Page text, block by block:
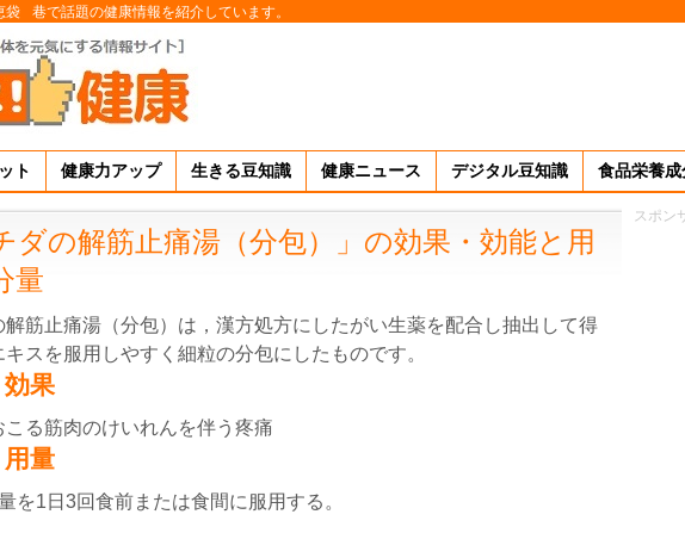
袋 巷で話題の健康情報を紹介しています。
ト 健康力アップ 生きる豆知識 健康ニュース デジタル豆知識 食品栄養成
ダの解筋止痛湯（分包）」の効果・効能と用
量
解筋止痛湯（分包）は，漢方処方にしたがい生薬を配合し抽出して得
キスを服用しやすく細粒の分包にしたものです。
果
こる筋肉のけいれんを伴う疼痛
用量
を1日3回食前または食間に服用する。
スポン